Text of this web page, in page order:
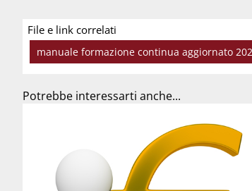
File e link correlati
manuale formazione continua aggiornato
Potrebbe interessarti anche...